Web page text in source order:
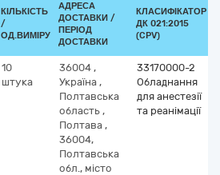
КІЛЬКІСТЬ
/
ОД.ВИМІРУ
АДРЕСА
ДОСТАВКИ /
ПЕРІОД
ДОСТАВКИ
КЛАСИФІКАТОР
ДК 021:2015
(CPV)
10
штука
36004 ,
Україна ,
Полтавська
область ,
Полтава ,
36004,
Полтавська
обл., місто
33170000-2
Обладнання
для анестезії
та реанімації